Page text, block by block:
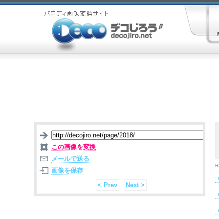
この画像を変換
メールで送る
画像を保存
< Prev
Next >